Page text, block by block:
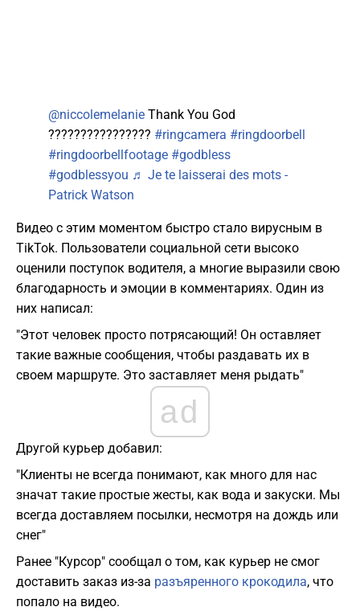
@niccolemelanie Thank You God
???????????????? #ringcamera #ringdoorbell
#ringdoorbellfootage #godbless
#godblessyou ♬ Je te laisserai des mots -
Patrick Watson
Видео с этим моментом быстро стало вирусным в
TikTok. Пользователи социальной сети высоко
оценили поступок водителя, а многие выразили свою
благодарность и эмоции в комментариях. Один из
них написал:
"Этот человек просто потрясающий! Он оставляет
такие важные сообщения, чтобы раздавать их в
своем маршруте. Это заставляет меня рыдать"
ad
Другой курьер добавил:
"Клиенты не всегда понимают, как много для нас
значат такие простые жесты, как вода и закуски. Мы
всегда доставляем посылки, несмотря на дождь или
снег"
Ранее "Курсор" сообщал о том, как курьер не смог
доставить заказ из-за разъяренного крокодила, что
попало на видео.